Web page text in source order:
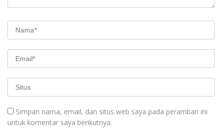
Simpan nama, email, dan situs web saya pada peramban ini
untuk komentar saya berikutnya.